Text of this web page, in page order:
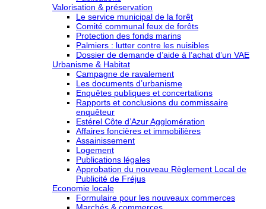
Valorisation & préservation
Le service municipal de la forêt
Comité communal feux de forêts
Protection des fonds marins
Palmiers : lutter contre les nuisibles
Dossier de demande d’aide à l’achat d’un VAE
Urbanisme & Habitat
Campagne de ravalement
Les documents d’urbanisme
Enquêtes publiques et concertations
Rapports et conclusions du commissaire
enquêteur
Estérel Côte d’Azur Agglomération
Affaires foncières et immobilières
Assainissement
Logement
Publications légales
Approbation du nouveau Règlement Local de
Publicité de Fréjus
Economie locale
Formulaire pour les nouveaux commerces